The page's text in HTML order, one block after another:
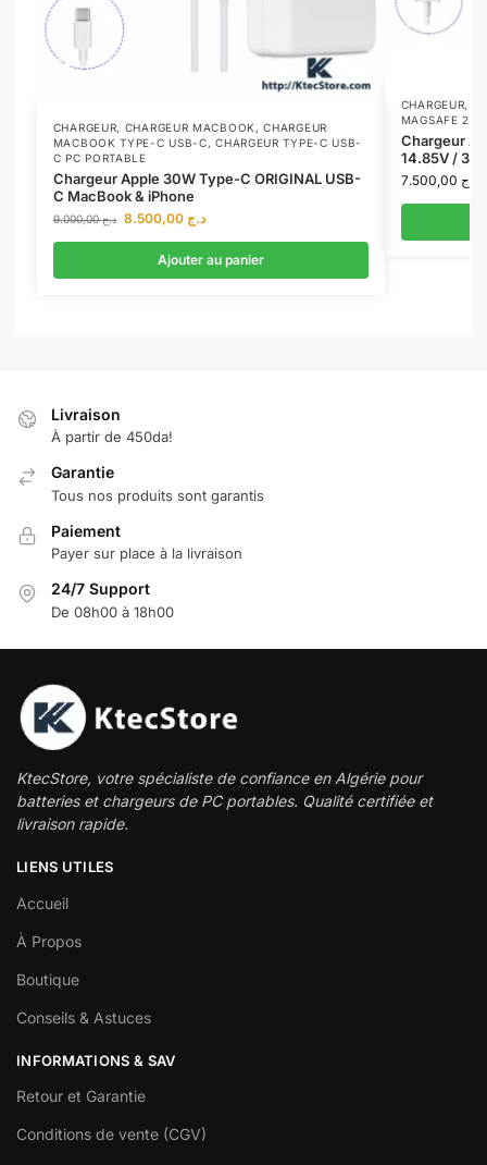
CHARGEUR, CHARGEUR MACBOOK ,CHARGEUR
MACBOOK TYPE-C USB-C,CHARGEUR TYPE-C USB-
C PC PORTABLE
Chargeur Apple 30W Type-C ORIGINAL USB-
C MacBook & iPhone
د.ج9.000,00 د.ج 8.500,00
Ajouter au panier
CHARGEUR,
MAGSAFE 2
Chargeur
14.85V /
د.ج
Livraison
À partir de 450da!
Garantie
Tous nos produits sont garantis
Paiement
Payer sur place à la livraison
24/7 Support
De 08h00 à 18h00
KtecStore, votre spécialiste de confiance en Algérie pour
batteries et chargeurs de PC portables. Qualité certifiée et
livraison rapide.
LIENS UTILES
Accueil
À Propos
Boutique
Conseils & Astuces
INFORMATIONS & SAV
Retour et Garantie
Conditions de vente (CGV)